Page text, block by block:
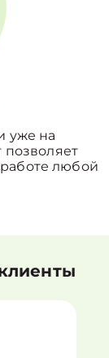
уже на
позволяет
работе любой